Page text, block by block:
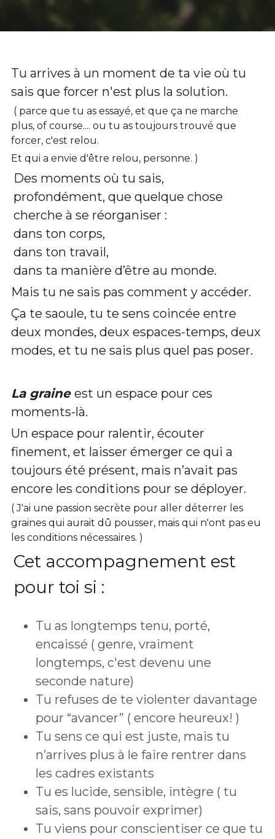
Tu arrives à un moment de ta vie où tu
sais que forcer n'est plus la solution.
plus, of course.... ou tu as toujours trouvé que
forcer, c'est relou.
Et qui a envie d'être relou, personne. )
Des moments où tu sais,
profondément, que quelque chose
cherche à se réorganiser :
dans ton corps,
dans ton travail,
dans ta manière d’être au monde.
Mais tu ne sais pas comment y accéder.
Ça te saoule, tu te sens coincée entre
deux mondes, deux espaces-temps, deux
modes, et tu ne sais plus quel pas poser.
La graine est un espace pour ces
moments-là.
Un espace pour ralentir, écouter
finement, et laisser émerger ce qui a
toujours été présent, mais n’avait pas
encore les conditions pour se déployer.
( J'ai une passion secrète pour aller déterrer les
graines qui aurait dû pousser, mais qui n'ont pas eu
les conditions nécessaires. )
Cet accompagnement est
pour toi si :
Tu as longtemps tenu, porté,
encaissé ( genre, vraiment
longtemps, c'est devenu une
seconde nature)
Tu refuses de te violenter davantage
pour “avancer” ( encore heureux! )
Tu sens ce qui est juste, mais tu
n’arrives plus à le faire rentrer dans
les cadres existants
Tu es lucide, sensible, intègre ( tu
sais, sans pouvoir exprimer)
Tu viens pour conscientiser ce que tu